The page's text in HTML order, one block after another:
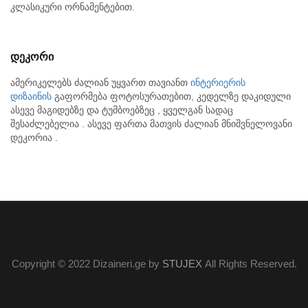
კლასიკური ორნამენტებით.
დეკორი
ამერიკელებს ძალიან უყვართ თავიანთ ინტერიერის
დიზაინის გაფორმება ფოტოსურათებით, კედელზე დაკიდული
ასევე მაგიდებზე და ტუმბოებზეც , ყველგან სადაც
შესაძლებელია . ასევე ფართა მათვის ძალიან მნიშვნელოვანი
დეკორია .
Copyright © 2022 Dizaineri.ge by STUJEX All Rights Reserved.